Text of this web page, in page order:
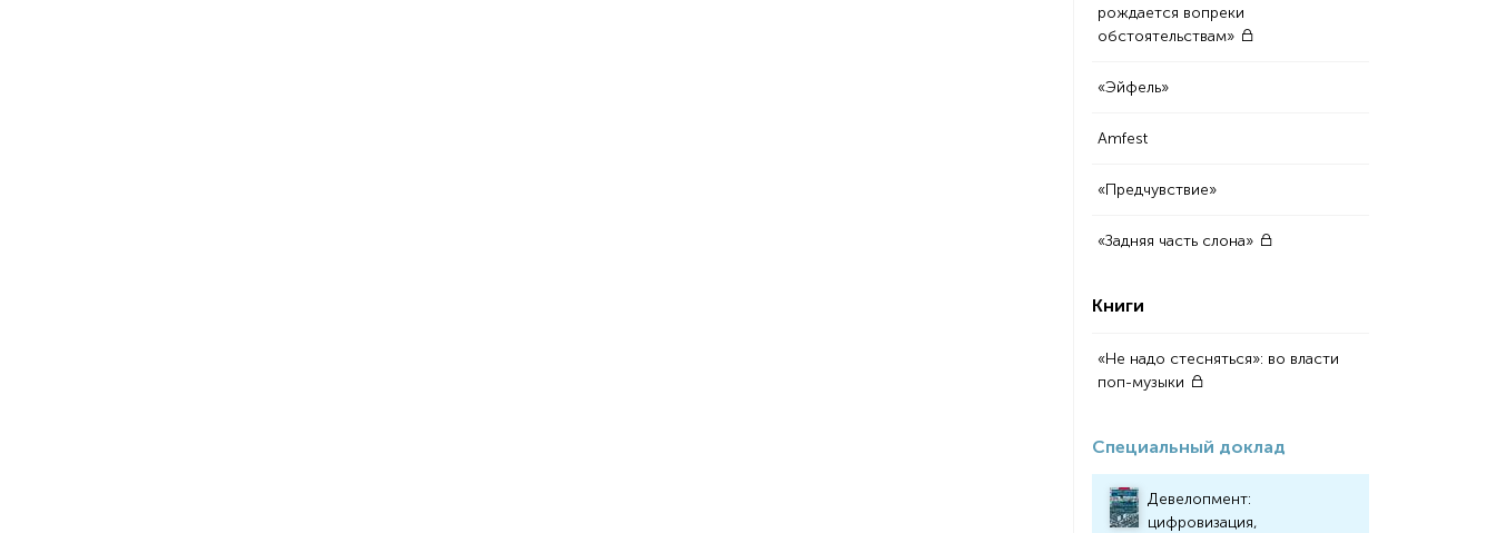
рождается вопреки
обстоятельствам»
«Эйфель»
Amfest
«Предчувствие»
«Задняя часть слона»
Книги
«Не надо стесняться»: во власти
поп-музыки
Специальный доклад
Девелопмент:
цифровизация,